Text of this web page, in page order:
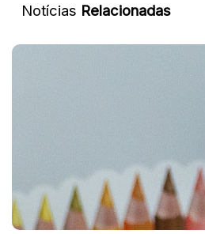
Notícias Relacionadas